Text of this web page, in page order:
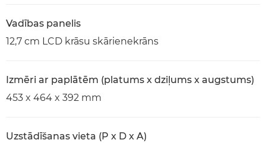
Vadības panelis
12,7 cm LCD krāsu skārienekrāns
Izmēri ar paplātēm (platums x dziļums x augstums)
453 x 464 x 392 mm
Uzstādīšanas vieta (P x D x A)